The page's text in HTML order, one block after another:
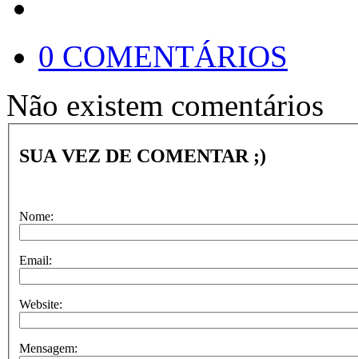
0 COMENTÁRIOS
Não existem comentários
SUA VEZ DE COMENTAR ;)
Nome:
Email:
Website:
Mensagem: